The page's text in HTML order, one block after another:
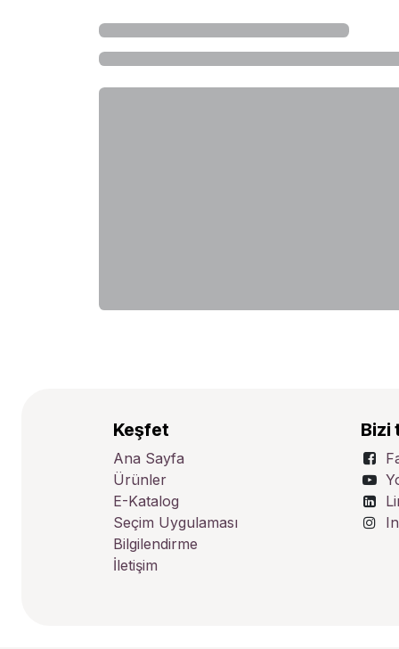
Keşfet
Ana Sayfa
Ürünler
E-Katalog
Seçim Uygulaması
Bilgilendirme
İletişim
Bizi